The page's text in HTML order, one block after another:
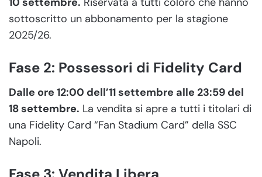
sottoscritto un abbonamento per la stagione
2025/26.
Fase 2: Possessori di Fidelity Card
Dalle ore 12:00 dell’11 settembre alle 23:59 del
18 settembre. La vendita si apre a tutti i titolari di
una Fidelity Card “Fan Stadium Card” della SSC
Napoli.